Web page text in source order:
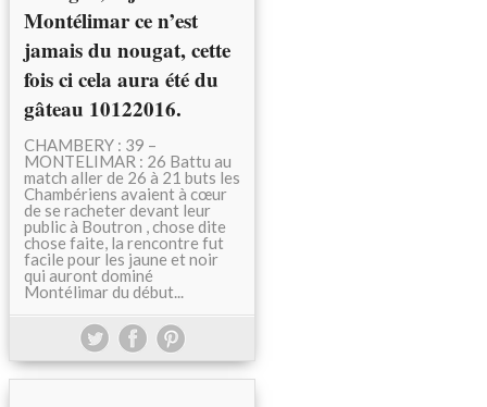
Montélimar ce n’est
jamais du nougat, cette
fois ci cela aura été du
gâteau 10122016.
CHAMBERY : 39 –
MONTELIMAR : 26 Battu au
match aller de 26 à 21 buts les
Chambériens avaient à cœur
de se racheter devant leur
public à Boutron , chose dite
chose faite, la rencontre fut
facile pour les jaune et noir
qui auront dominé
Montélimar du début...